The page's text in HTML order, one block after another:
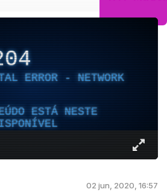
ERROR - NETWORK
ESTÁ NESTE
02 jun, 2020, 16:57